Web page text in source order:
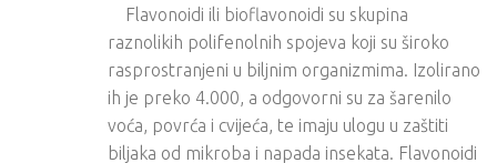
Flavonoidi ili bioflavonoidi su skupina
raznolikih polifenolnih spojeva koji su široko
rasprostranjeni u biljnim organizmima. Izolirano
ih je preko 4.000, a odgovorni su za šarenilo
voća, povrća i cvijeća, te imaju ulogu u zaštiti
biljaka od mikroba i napada insekata. Flavonoidi